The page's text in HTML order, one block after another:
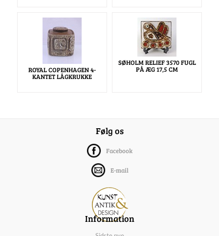
ROYAL COPENHAGEN 4-
KANTET LÅGKRUKKE
SØHOLM RELIEF 3570 FUGL
PÅ ÆG 17,5 CM
Følg os
Facebook
E-mail
Information